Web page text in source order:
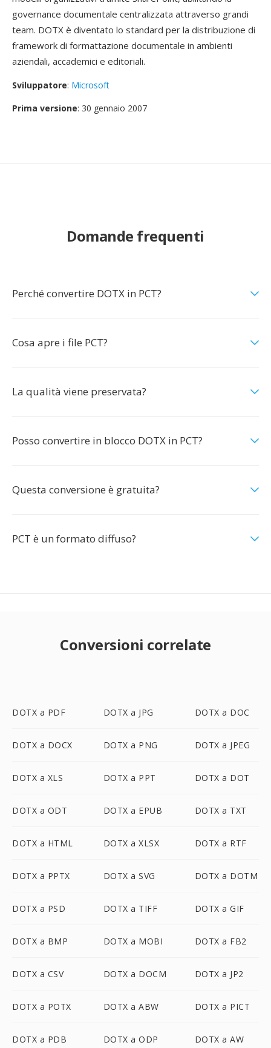
governance documentale centralizzata attraverso grandi
team. DOTX è diventato lo standard per la distribuzione di
framework di formattazione documentale in ambienti
aziendali, accademici e editoriali.
Sviluppatore: Microsoft
Prima versione: 30 gennaio 2007
Domande frequenti
Perché convertire DOTX in PCT?
Cosa apre i file PCT?
La qualità viene preservata?
Posso convertire in blocco DOTX in PCT?
Questa conversione è gratuita?
PCT è un formato diffuso?
Conversioni correlate
DOTX a PDF DOTX a JPG DOTX a DOC
DOTX a DOCX DOTX a PNG DOTX a JPEG
DOTX a XLS DOTX a PPT DOTX a DOT
DOTX a ODT DOTX a EPUB DOTX a TXT
DOTX a HTML DOTX a XLSX DOTX a RTF
DOTX a PPTX DOTX a SVG DOTX a DOTM
DOTX a PSD DOTX a TIFF DOTX a GIF
DOTX a BMP DOTX a MOBI DOTX a FB2
DOTX a CSV DOTX a DOCM DOTX a JP2
DOTX a POTX DOTX a ABW DOTX a PICT
DOTX a PDB DOTX a ODP DOTX a AW